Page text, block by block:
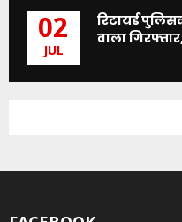
02
JUL
रिटायर्ड
वाला